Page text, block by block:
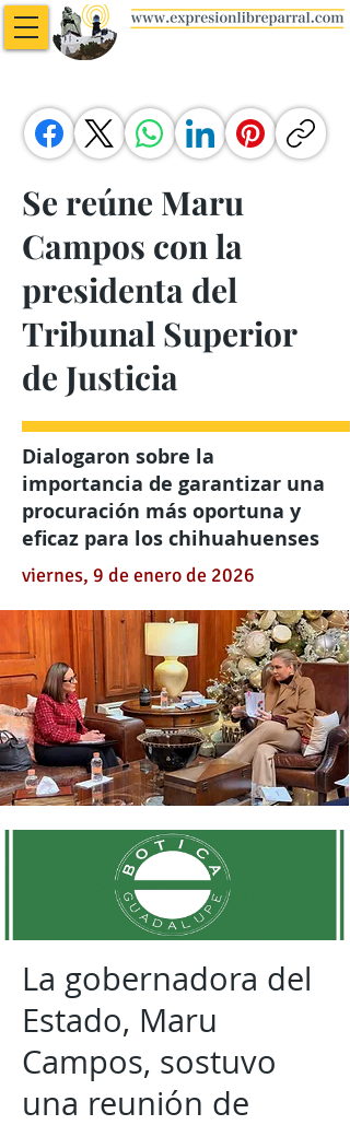
Se reúne Maru
Campos con la
presidenta del
Tribunal Superior
de Justicia
Dialogaron sobre la
importancia de garantizar una
procuración más oportuna y
eficaz para los chihuahuenses
viernes, 9 de enero de 2026
La gobernadora del
Estado, Maru
Campos, sostuvo
una reunión de